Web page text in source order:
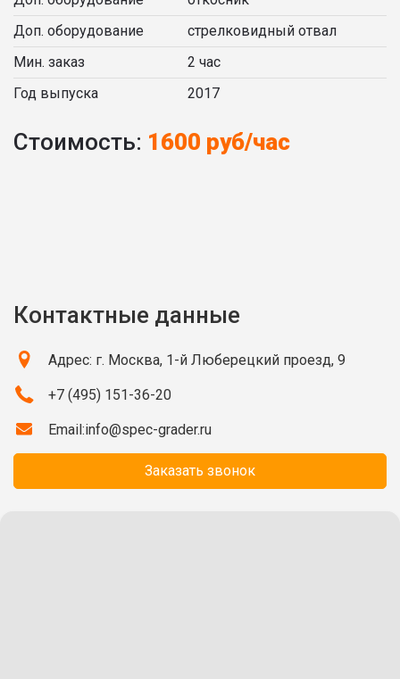
Доп. оборудование
стрелковидный отвал
Мин. заказ
2 час
Год выпуска
2017
Стоимость: 1600 руб/час
Контактные данные
Адрес: г. Москва, 1-й Люберецкий проезд, 9
+7 (495) 151-36-20
Email:info@spec-grader.ru
Заказать звонок